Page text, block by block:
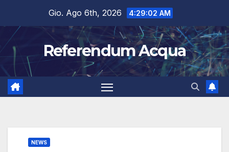
contenuto
Gio. Ago 6th, 2026 4:29:03 AM
Referendum Acqua
NEWS